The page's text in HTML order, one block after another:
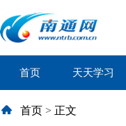
首页 天天学习
首页 > 正文